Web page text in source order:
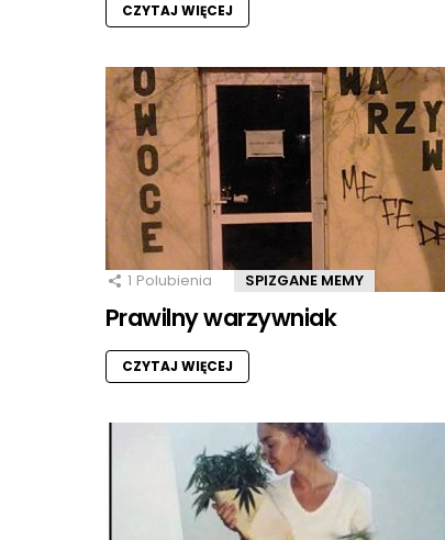
CZYTAJ WIĘCEJ
1 Polubienia SPIZGANE MEMY
Prawilny warzywniak
CZYTAJ WIĘCEJ